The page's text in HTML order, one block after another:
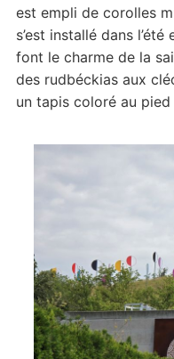
est empli de corolles
s’est installé dans
font le charme de la
des rudbéckias aux
un tapis coloré au